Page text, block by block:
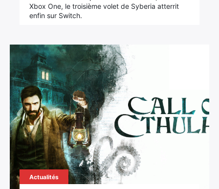
Xbox One, le troisième volet de Syberia atterrit
enfin sur Switch.
Actualités
Rechercher
: